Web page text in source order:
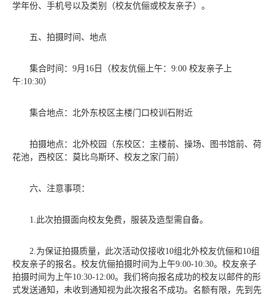
学年份、手机号以及类别（校友伉俪或校友亲子）。
五、拍摄时间、地点
集合时间：9月16日（校友伉俪上午：9:00 校友亲子上
午:10:30）
集合地点：北外东校区主楼门口校训石附近
拍摄地点：北外校园（东校区：主楼前、操场、图书馆前、荷
花池，西校区：莫比乌斯环、校友之家门前）
六、注意事项：
1.此次拍摄面向校友免费，服装及造型需自备。
2.为保证拍摄质量，此次活动仅接收10组北外校友伉俪和10组
校友亲子的报名。校友伉俪拍摄时间为上午9:00-10:30。校友亲子
拍摄时间为上午10:30-12:00。我们将向报名成功的校友以邮件的形
式发送通知，未收到通知视为此次报名不成功。名额有限，先到先